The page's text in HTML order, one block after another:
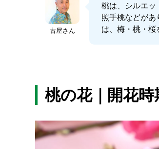
古屋さん
桃は、シルエッ
照手桃などが
は、梅・桃・桜
桃の花｜開花時